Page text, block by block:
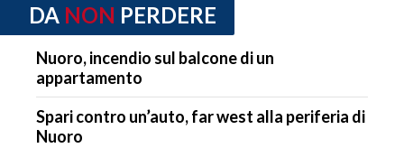
DA NON PERDERE
Nuoro, incendio sul balcone di un
appartamento
Spari contro un’auto, far west alla periferia di
Nuoro